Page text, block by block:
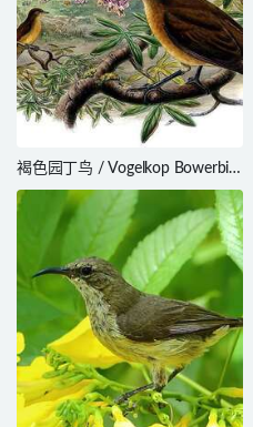
褐色园丁鸟 / Vogelkop Bowerbird
/ Amblyornis inornata